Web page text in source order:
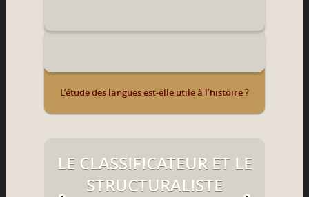
L’étude des langues est-elle utile à l’histoire ?
LE CLASSIFICATEUR ET LE
STRUCTURALISTE